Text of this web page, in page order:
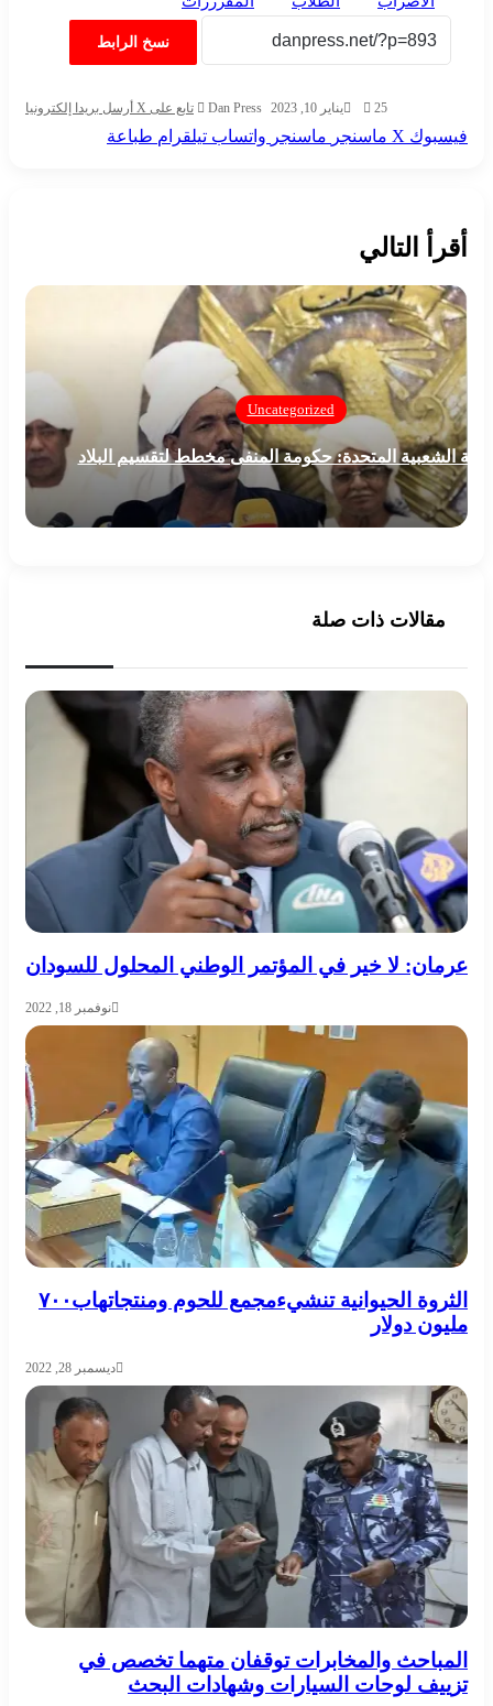
نسخ الرابط
Dan Press تابع على X أرسل بريدا إلكترونيا يناير 10, 2023 25
فيسبوك ‫X ماسنجر ماسنجر واتساب تيلقرام طباعة
أقرأ التالي
Uncategorized
الشعبية المتحدة: حكومة المنفى مخطط لتقسيم البلاد
مقالات ذات صلة
عرمان: لا خير في المؤتمر الوطني المحلول للسودان
نوفمبر 18, 2022
الثروة الحيوانية تنشيءمجمع للحوم ومنتجاتهاب٧٠٠
مليون دولار
ديسمبر 28, 2022
المباحث والمخابرات توقفان متهما تخصص في
تزييف لوحات السيارات وشهادات البحث